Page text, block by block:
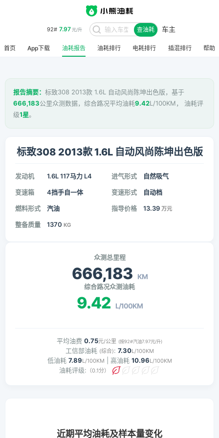
92# 7.97元/升 查油耗 车主
首页 App下载 油耗报告 油耗排行 电耗排行 插混排行 帮助
报告摘要： 标致308 2013款 1.6L 自动风尚陈坤出色版，基于
666,183公里众测数据，综合路况平均油耗9.42L/100KM， 油耗评
级1星。
标致308 2013款 1.6L 自动风尚陈坤出色版
发动机 1.6L 117马力 L4 进气形式 自然吸气
变速箱 4挡手自一体 变速形式 自动档
燃料形式 汽油 指导价格 13.39 万元
整备质量 1370 KG
众测总里程
666,183 KM
综合路况众测油耗
9.42 L/100KM
平均油费 0.75元/公里 (按92#汽油7.97元/升)
工信部油耗 (综合): 7.30L/100KM
低油耗 7.89L/100KM | 高油耗 10.96L/100KM
油耗评级: （0.1分）